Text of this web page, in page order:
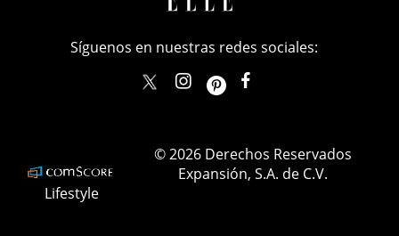
Síguenos en nuestras redes sociales:
elle_mexicoellemexico
Lifestyle
© 2026 Derechos Reservados
Expansión, S.A. de C.V.